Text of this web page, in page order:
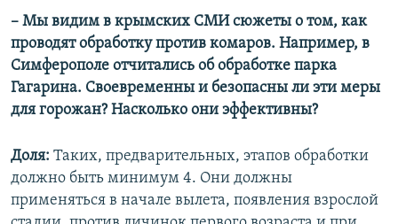
– Мы видим в крымских СМИ сюжеты о том, как
проводят обработку против комаров. Например, в
Симферополе отчитались об обработке парка
Гагарина. Своевременны и безопасны ли эти меры
для горожан? Насколько они эффективны?
Доля: Таких, предварительных, этапов обработки
должно быть минимум 4. Они должны
применяться в начале вылета, появления взрослой